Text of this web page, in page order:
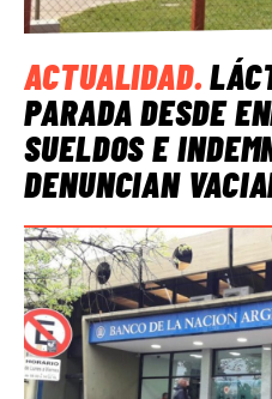
ACTUALIDAD.
PARADA DESDE
SUELDOS E
DENUNCIAN